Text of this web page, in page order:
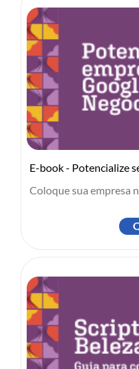
Coloque sua empresa